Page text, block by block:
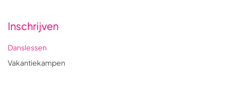
Inschrijven
Danslessen
Vakantiekampen